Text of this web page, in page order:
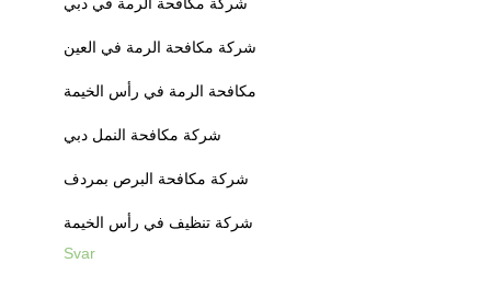
شركة مكافحة الرمة في العين
مكافحة الرمة في رأس الخيمة
شركة مكافحة النمل دبي
شركة مكافحة البرص بمردف
شركة تنظيف في رأس الخيمة
Svar